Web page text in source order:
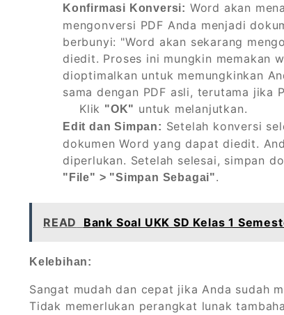
Konfirmasi Konversi: Word akan
mengonversi PDF Anda menjadi
berbunyi: "Word akan sekarang
diedit. Proses ini mungkin memakan
dioptimalkan untuk memungkinkan
sama dengan PDF asli, terutama jika
Klik "OK" untuk melanjutkan.
Edit dan Simpan: Setelah konversi
dokumen Word yang dapat diedit.
diperlukan. Setelah selesai, simpan
"File" > "Simpan Sebagai".
READ Bank Soal UKK SD Kelas 1
Kelebihan:
Sangat mudah dan cepat jika Anda sudah
Tidak memerlukan perangkat lunak